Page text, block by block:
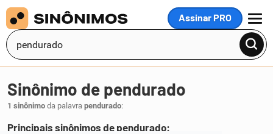
Assinar PRO
MENU
Sinônimo de pendurado
1 sinônimo da palavra pendurado:
Principais sinônimos de pendurado: